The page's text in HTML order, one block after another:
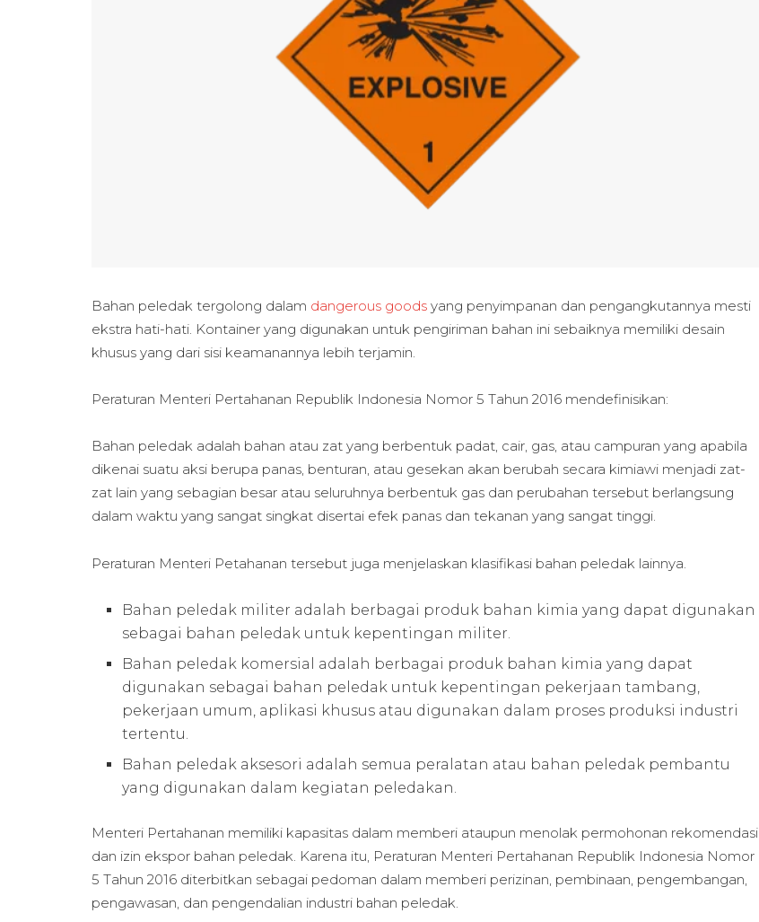
Bahan peledak tergolong dalam dangerous goods yang penyimpanan dan pengangkutannya mesti
ekstra hati-hati. Kontainer yang digunakan untuk pengiriman bahan ini sebaiknya memiliki desain
khusus yang dari sisi keamanannya lebih terjamin.
Peraturan Menteri Pertahanan Republik Indonesia Nomor 5 Tahun 2016 mendefinisikan:
Bahan peledak adalah bahan atau zat yang berbentuk padat, cair, gas, atau campuran yang apabila
dikenai suatu aksi berupa panas, benturan, atau gesekan akan berubah secara kimiawi menjadi zat-
zat lain yang sebagian besar atau seluruhnya berbentuk gas dan perubahan tersebut berlangsung
dalam waktu yang sangat singkat disertai efek panas dan tekanan yang sangat tinggi.
Peraturan Menteri Petahanan tersebut juga menjelaskan klasifikasi bahan peledak lainnya.
Bahan peledak militer adalah berbagai produk bahan kimia yang dapat digunakan
sebagai bahan peledak untuk kepentingan militer.
Bahan peledak komersial adalah berbagai produk bahan kimia yang dapat
digunakan sebagai bahan peledak untuk kepentingan pekerjaan tambang,
pekerjaan umum, aplikasi khusus atau digunakan dalam proses produksi industri
tertentu.
Bahan peledak aksesori adalah semua peralatan atau bahan peledak pembantu
yang digunakan dalam kegiatan peledakan.
Menteri Pertahanan memiliki kapasitas dalam memberi ataupun menolak permohonan rekomendasi
dan izin ekspor bahan peledak. Karena itu, Peraturan Menteri Pertahanan Republik Indonesia Nomor
5 Tahun 2016 diterbitkan sebagai pedoman dalam memberi perizinan, pembinaan, pengembangan,
pengawasan, dan pengendalian industri bahan peledak.